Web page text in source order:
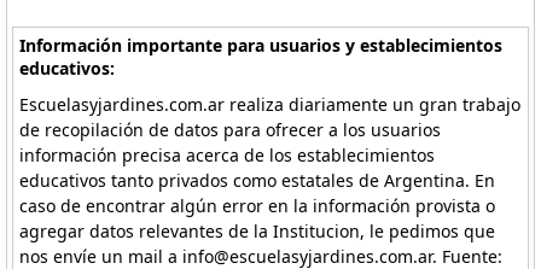
Información importante para usuarios y establecimientos
educativos:
Escuelasyjardines.com.ar realiza diariamente un gran trabajo
de recopilación de datos para ofrecer a los usuarios
información precisa acerca de los establecimientos
educativos tanto privados como estatales de Argentina. En
caso de encontrar algún error en la información provista o
agregar datos relevantes de la Institucion, le pedimos que
nos envíe un mail a info@escuelasyjardines.com.ar. Fuente: